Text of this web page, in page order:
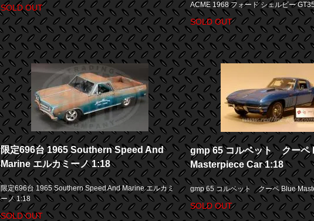
SOLD OUT ACME 1968 フォード シェルビー
SOLD OUT
限定696台 1965 Southern Speed And
Marine エルカミーノ 1:18
限定696台 1965 Southern Speed And Marine エルカミ
ーノ 1:18
SOLD OUT
gmp 65 コルベット クーペ
Masterpiece Car 1:18
gmp 65 コルベット クーペ Blue
SOLD OUT